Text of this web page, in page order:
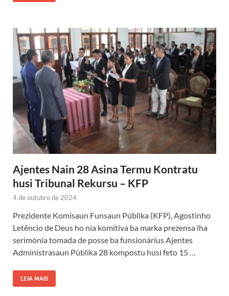
Ajentes Nain 28 Asina Termu Kontratu
husi Tribunal Rekursu – KFP
4 de outubro de 2024
Prezidente Komisaun Funsaun Públika (KFP), Agostinho
Letêncio de Deus ho nia komitiva ba marka prezensa iha
serimónia tomada de posse ba funsionárius Ajentes
Administrasaun Públika 28 kompostu husi feto 15 …
LEIA MAIS